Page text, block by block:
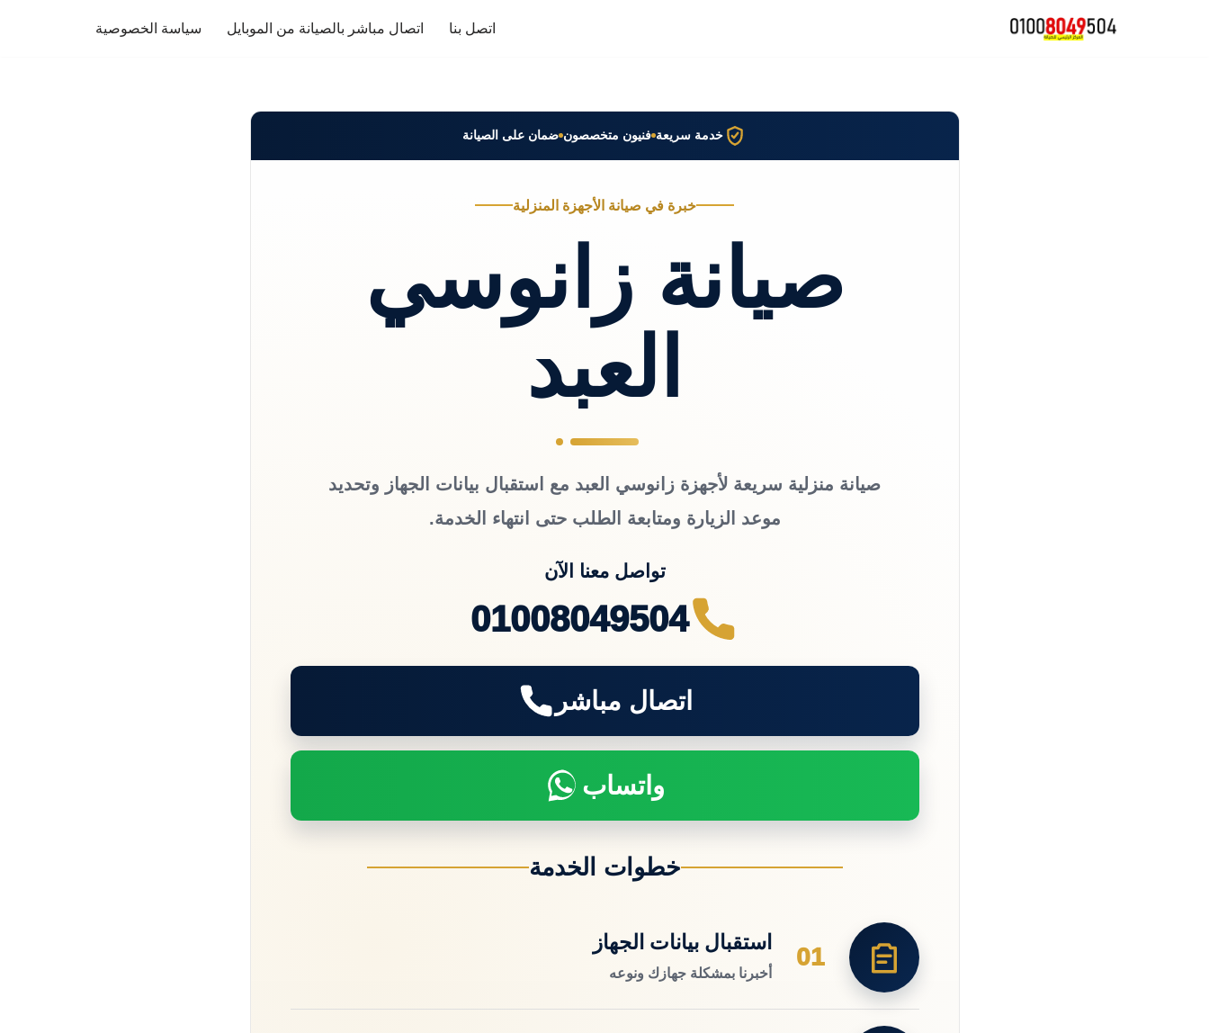
اتصل بنا اتصال مباشر بالصيانة من الموبايل سياسة الخصوصية
خدمة سريعة فنيون متخصصون ضمان على الصيانة
خبرة في صيانة الأجهزة المنزلية
صيانة زانوسي
العبد
صيانة منزلية سريعة لأجهزة زانوسي العبد مع استقبال بيانات الجهاز وتحديد
موعد الزيارة ومتابعة الطلب حتى انتهاء الخدمة.
تواصل معنا الآن
01008049504
اتصال مباشر
واتساب
خطوات الخدمة
01
استقبال بيانات الجهاز
أخبرنا بمشكلة جهازك ونوعه